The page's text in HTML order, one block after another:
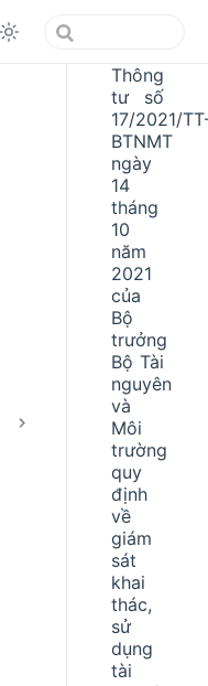
in new window
new window
Thông
tư số
17/2021/
BTNMT
ngày
14
tháng
10
năm
2021
của
Bộ
trưởng
Bộ Tài
nguyên
và
Môi
trường
quy
định
về
giám
sát
khai
thác,
sử
dụng
tài